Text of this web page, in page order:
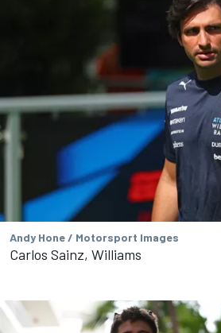
Andy Hone / Motorsport Images
Carlos Sainz, Williams